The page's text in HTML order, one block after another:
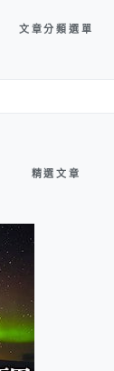
文章分類選單
精選文章